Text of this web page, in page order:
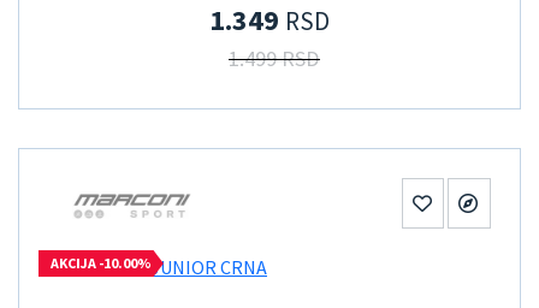
1.349 RSD
1.499 RSD
AKCIJA -10.00%